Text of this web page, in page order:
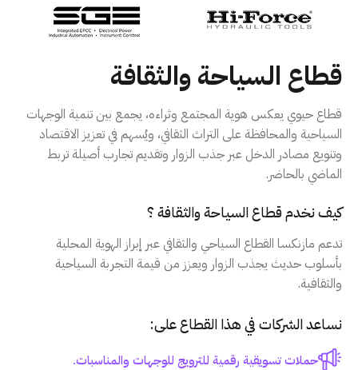
قطاع السياحة والثقافة
قطاع حيوي يعكس هوية المجتمع وثراءه، يجمع بين تنمية الوجهات
السياحية والمحافظة على التراث الثقافي، ويُسهم في تعزيز الاقتصاد
وتنويع مصادر الدخل عبر جذب الزوار وتقديم تجارب أصيلة تربط
الماضي بالحاضر.
كيف نخدم قطاع السياحة والثقافة ؟
تدعم مازنكسا القطاع السياحي والثقافي عبر إبراز الهوية المحلية
بأسلوب حديث يجذب الزوار ويعزز من قيمة التجربة السياحية
والثقافية.
نساعد الشركات في هذا القطاع على:
حملات تسويقية رقمية للترويج للوجهات والمناسبات.